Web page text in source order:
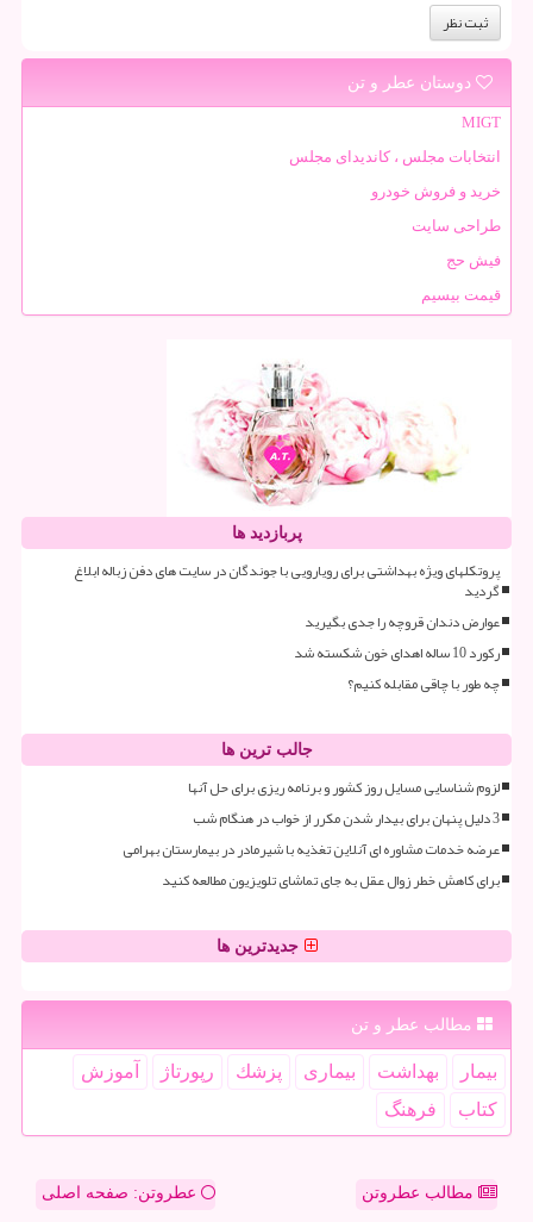
دوستان عطر و تن
MIGT
انتخابات مجلس ، کاندیدای مجلس
خرید و فروش خودرو
طراحی سایت
فیش حج
قیمت بیسیم
پربازدید ها
پروتکلهای ویژه بهداشتی برای رویارویی با جوندگان در سایت های دفن زباله ابلاغ
گردید
عوارض دندان قروچه را جدی بگیرید
رکورد 10 ساله اهدای خون شکسته شد
چه طور با چاقی مقابله کنیم؟
جالب ترین ها
لزوم شناسایی مسایل روز کشور و برنامه ریزی برای حل آنها
3 دلیل پنهان برای بیدار شدن مکرر از خواب در هنگام شب
عرضه خدمات مشاوره ای آنلاین تغذیه با شیرمادر در بیمارستان بهرامی
برای کاهش خطر زوال عقل به جای تماشای تلویزیون مطالعه کنید
جدیدترین ها
مطالب عطر و تن
بیمار بهداشت بیماری پزشك رپورتاژ
آموزش
كتاب
فرهنگ
مطالب عطروتن عطروتن: صفحه اصلی